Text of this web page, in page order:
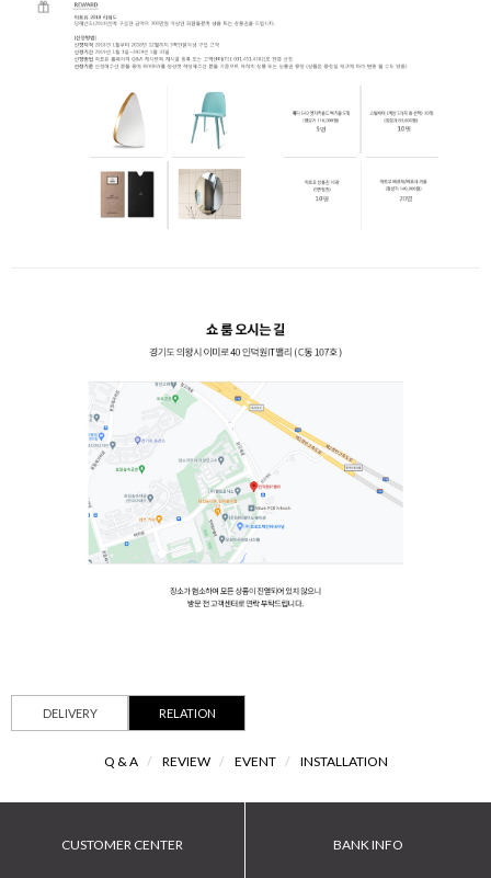
DELIVERY RELATION
Q & A / REVIEW / EVENT / INSTALLATION
CUSTOMER CENTER BANK INFO